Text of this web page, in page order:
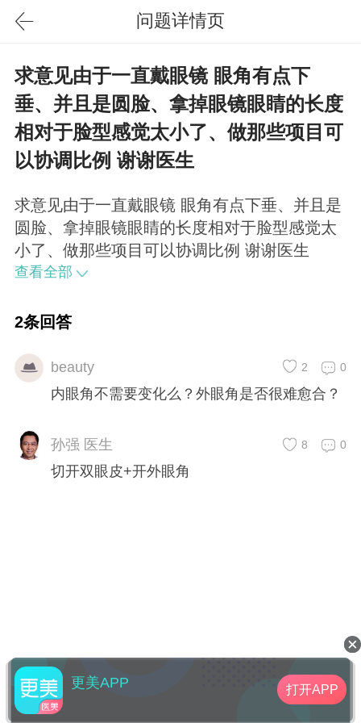
问题详情页
求意见由于一直戴眼镜 眼角有点下
垂、并且是圆脸、拿掉眼镜眼睛的长度
相对于脸型感觉太小了、做那些项目可
以协调比例 谢谢医生
求意见由于一直戴眼镜 眼角有点下垂、并且是
圆脸、拿掉眼镜眼睛的长度相对于脸型感觉太
小了、做那些项目可以协调比例 谢谢医生
查看全部
2条回答
beauty 0
2
内眼角不需要变化么？外眼角是否很难愈合？
孙强 医生 0
8
切开双眼皮+开外眼角
更美APP 打开APP